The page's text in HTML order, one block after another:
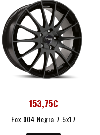
153,75€
Fox 004 Negra 7.5x17